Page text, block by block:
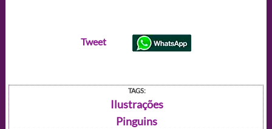
Tweet
TAGS:
Ilustrações
Pinguins